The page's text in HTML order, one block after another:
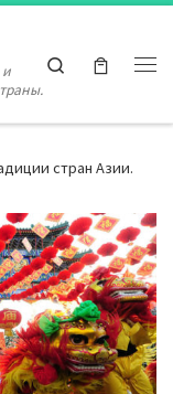
и
Search
стран Азии.